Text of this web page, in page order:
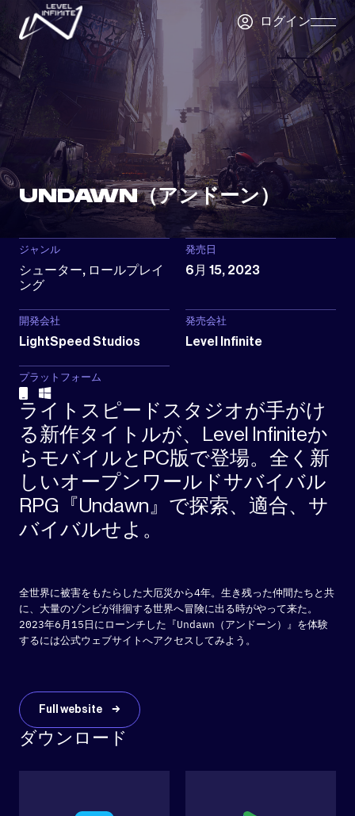
Skip to main content
ログインSkip
UNDAWN（アンドーン）
ジャンル
シューター, ロールプレイ
ング
発売日
6月 15, 2023
開発会社
LightSpeed Studios
発売会社
Level Infinite
プラットフォーム
ライトスピードスタジオが手がけ
る新作タイトルが、Level Infiniteか
らモバイルとPC版で登場。全く新
しいオープンワールドサバイバル
RPG『Undawn』で探索、適合、サ
バイバルせよ。
全世界に被害をもたらした大厄災から4年。生き残った仲間たちと共
に、大量のゾンビが徘徊する世界へ冒険に出る時がやって来た。
2023年6月15日にローンチした『Undawn（アンドーン）』を体験
するには公式ウェブサイトへアクセスしてみよう。
Full website
ダウンロード